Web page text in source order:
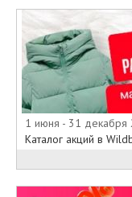
1 июня - 31 декабря
Каталог акций в